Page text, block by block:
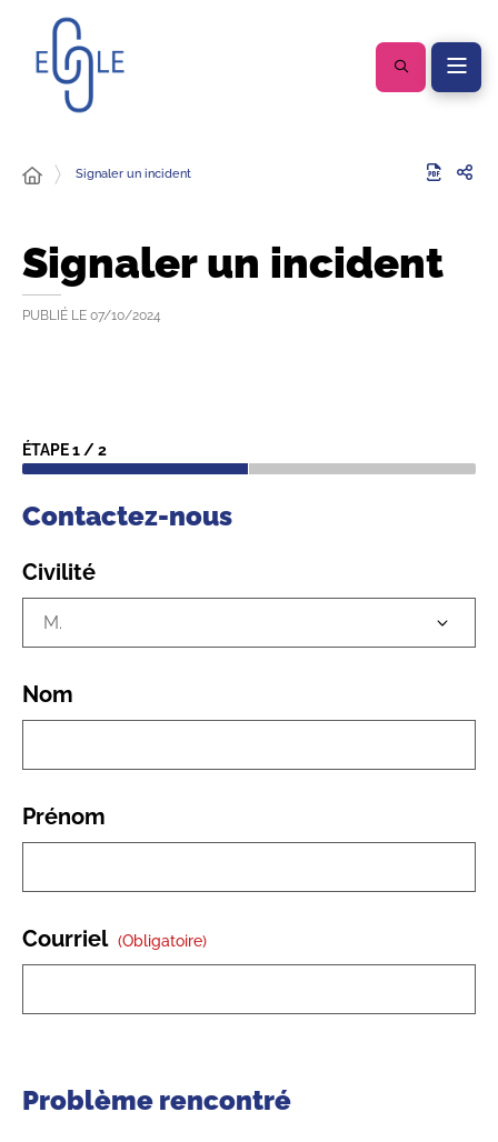
Signaler un incident
Signaler un incident
PUBLIÉ LE 07/10/2024
ÉTAPE1 /2
Contactez-nous
Civilité
Nom
Prénom
Courriel (obligatoire)
Problème rencontré